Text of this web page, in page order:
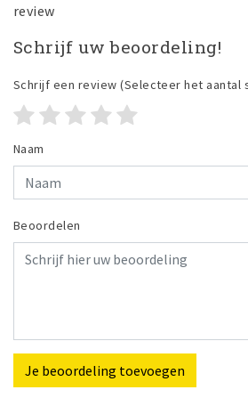
review
Schrijf uw beoordeling!
Schrijf een review (Selecteer het aantal
Naam
Beoordelen
Je beoordeling toevoegen